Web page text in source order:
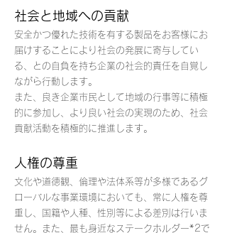
社会と地域への貢献
安全かつ優れた技術を有する製品をお客様にお
届けすることにより社会の発展に寄与してい
る、との自負を持ち企業の社会的責任を自覚し
ながら行動します。
また、良き企業市民として地域の行事等に積極
的に参加し、より良い社会の実現のため、社会
貢献活動を積極的に推進します。
人権の尊重
文化や道徳観、倫理や法体系等が多様であるグ
ローバルな事業環境においても、常に人権を尊
重し、国籍や人種、性別等による差別は行いま
せん。また、最も身近なステークホルダー*2で